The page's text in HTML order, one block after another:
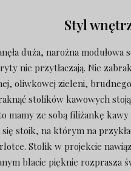
Styl
duża, narożna
nie przytłaczają. Nie
oliwkowej zieleni,
stolików kawowych
mamy ze sobą filiżankę
stoik, na którym na
Stolik w projekcie
blacie pięknie rozprasza